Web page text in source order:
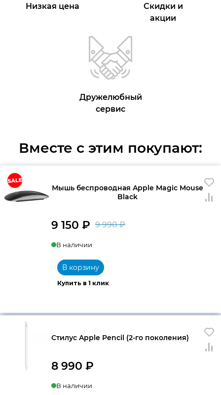
Низкая цена
Скидки и
акции
Дружелюбный
сервис
Вместе с этим покупают:
Мышь беспроводная Apple Magic Mouse
Black
9 990₽
9 150 ₽
В наличии
Купить в 1 клик
В корзину
Стилус Apple Pencil (2-го поколения)
8 990 ₽
В наличии